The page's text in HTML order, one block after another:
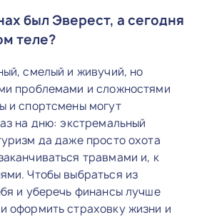
был Эверест, а сегодня
теле?
смелый и живучий, но
проблемами и сложностями
и спортсмены могут
на дню: экстремальный
да даже просто охота
травмами и, к
Чтобы выбраться из
и уберечь финансы лучше
оформить страховку жизни и